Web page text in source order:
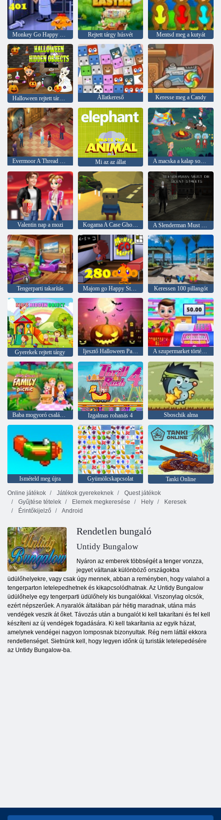
Monkey Go Happy Stage 401 Rejtett tárgy húsvét Mentsd meg a kutyát
Állatkereső Keresse meg a Candy
Evermoor A Thread of Fate Mi az az állat A macska a kalap sokat tud róla! Camp ideje
Valentin nap a mozi Kogama A Case Ghost ház A Slenderman Must Die: Silent Streets
Tengerparti takarítás Majom go Happy Stage 280 Keressen 100 pillangót
Gyerekek rejtett tárgy Ijesztő Halloween Party A szupermarket története
Baba mogyoró családi piknik Izgalmas rohanás 4 Sboschik alma
Ismételd meg újra Gyümölcskapcsolat
Tanki Online
Online játékok
Játékok gyerekeknek
Quest játékok
Gyűjtése tételek
Elemek megkeresése Hely
Keresek
Érintőkijelző
Android
Rendetlen bungaló
Untidy Bungalow
Nyáron az emberek többségét a tenger vonzza,
jegyet váltanak különböző országokba
üdülőhelyekre, vagy csak úgy mennek, abban a reményben, hogy valahol a
tengerparton letelepedhetnek és kikapcsolódhatnak. Az Untidy Bungalow
üdülőhelye egy tengerparti üdülőhely kis bungalókkal. Viszonylag olcsók,
ezért népszerűek. A nyaralók általában pár hétig maradnak, utána más
vendégek veszik át őket. Távozás után a bungalót ki kell takarítani és fel kell
készíteni az új vendégek fogadására. Ki kell takarítania az egyik házat,
amelynek vendégei nagyon lomposnak bizonyultak. Rég nem láttál ekkora
rendetlenséget. Sietnünk kell, hogy legyen időnk új turisták letelepedésére
az Untidy Bungalow-ba.